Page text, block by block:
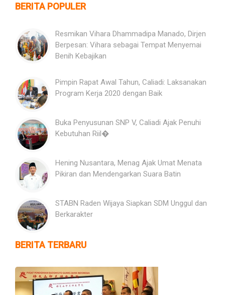
BERITA POPULER
Resmikan Vihara Dhammadipa Manado, Dirjen
Berpesan: Vihara sebagai Tempat Menyemai
Benih Kebajikan
Pimpin Rapat Awal Tahun, Caliadi: Laksanakan
Program Kerja 2020 dengan Baik
Buka Penyusunan SNP V, Caliadi Ajak Penuhi
Kebutuhan Riil�
Hening Nusantara, Menag Ajak Umat Menata
Pikiran dan Mendengarkan Suara Batin
STABN Raden Wijaya Siapkan SDM Unggul dan
Berkarakter
BERITA TERBARU